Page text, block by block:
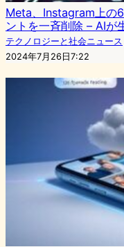
Meta、Instagram上の
ントを一斉削除 – AIが
テクノロジーと社会ニュース
2024年7月26日7:22